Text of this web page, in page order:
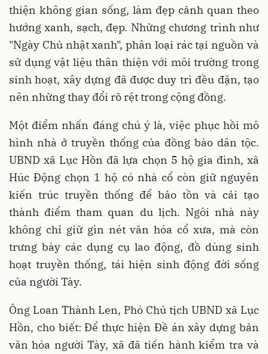
thiện không gian sống, làm đẹp cảnh quan theo
hướng xanh, sạch, đẹp. Những chương trình như
"Ngày Chủ nhật xanh", phân loại rác tại nguồn và
sử dụng vật liệu thân thiện với môi trường trong
sinh hoạt, xây dựng đã được duy trì đều đặn, tạo
nên những thay đổi rõ rệt trong cộng đồng.
Một điểm nhấn đáng chú ý là, việc phục hồi mô
hình nhà ở truyền thống của đồng bào dân tộc.
UBND xã Lục Hồn đã lựa chọn 5 hộ gia đình, xã
Húc Động chọn 1 hộ có nhà cổ còn giữ nguyên
kiến trúc truyền thống để bảo tồn và cải tạo
thành điểm tham quan du lịch. Ngôi nhà này
không chỉ giữ gìn nét văn hóa cổ xưa, mà còn
trưng bày các dụng cụ lao động, đồ dùng sinh
hoạt truyền thống, tái hiện sinh động đời sống
của người Tày.
Ông Loan Thành Len, Phó Chủ tịch UBND xã Lục
Hồn, cho biết: Để thực hiện Đề án xây dựng bản
văn hóa người Tày, xã đã tiến hành kiểm tra và